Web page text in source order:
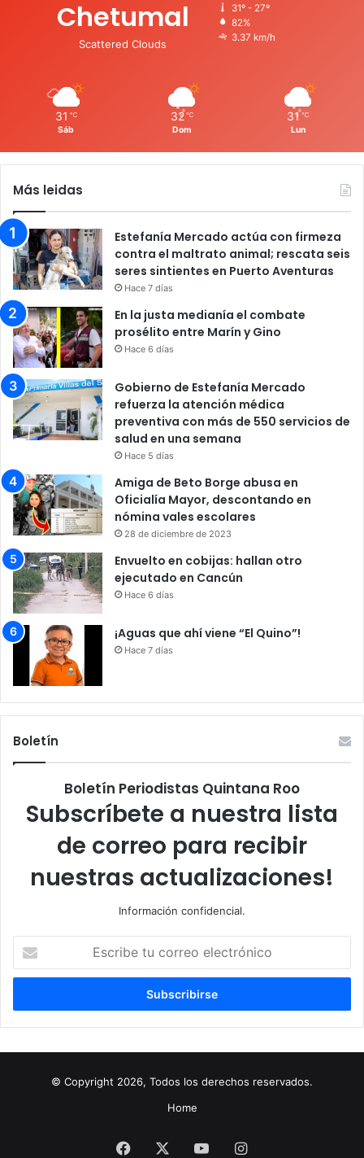
Chetumal
Scattered Clouds
31º - 27º
82%
3.37 km/h
31 ℃
Sáb
32 ℃
Dom
31 ℃
Lun
Más leidas
Estefanía Mercado actúa con firmeza
contra el maltrato animal; rescata seis
seres sintientes en Puerto Aventuras
Hace 7 días
En la justa medianía el combate
prosélito entre Marín y Gino
Hace 6 días
Gobierno de Estefanía Mercado
refuerza la atención médica
preventiva con más de 550 servicios de
salud en una semana
Hace 5 días
Amiga de Beto Borge abusa en
Oficialía Mayor, descontando en
nómina vales escolares
28 de diciembre de 2023
Envuelto en cobijas: hallan otro
ejecutado en Cancún
Hace 6 días
¡Aguas que ahí viene “El Quino”!
Hace 7 días
Boletín
Boletín Periodistas Quintana Roo
Subscríbete a nuestra lista
de correo para recibir
nuestras actualizaciones!
Información confidencial.
correo
© Copyright 2026, Todos los derechos reservados.
Home
Facebook YouTubeInstagram